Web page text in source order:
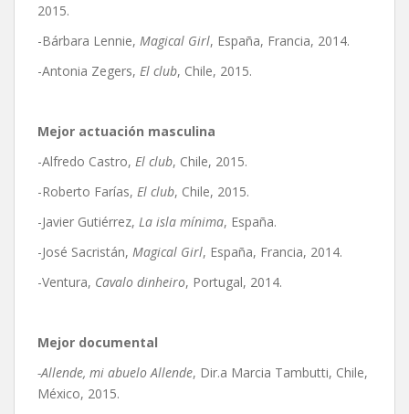
2015.
-Bárbara Lennie, Magical Girl, España, Francia, 2014.
-Antonia Zegers, El club, Chile, 2015.
Mejor actuación masculina
-Alfredo Castro, El club, Chile, 2015.
-Roberto Farías, El club, Chile, 2015.
-Javier Gutiérrez, La isla mínima, España.
-José Sacristán, Magical Girl, España, Francia, 2014.
-Ventura, Cavalo dinheiro, Portugal, 2014.
Mejor documental
-Allende, mi abuelo Allende, Dir.a Marcia Tambutti, Chile,
México, 2015.